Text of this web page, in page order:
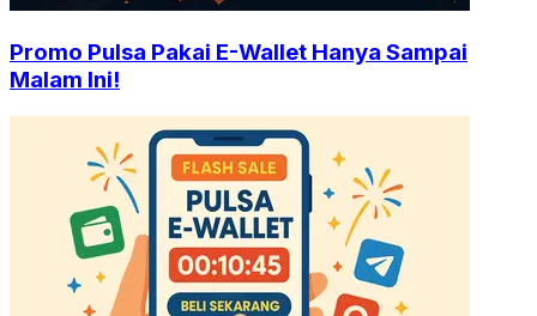
Promo Pulsa Pakai E-Wallet Hanya Sampai
Malam Ini!